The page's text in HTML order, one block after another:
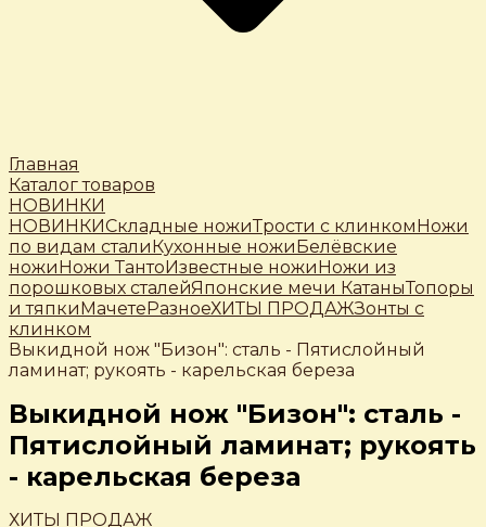
Главная
Каталог товаров
НОВИНКИ
НОВИНКИСкладные ножиТрости c клинкомНожи
по видам сталиКухонные ножиБелёвские
ножиНожи ТантоИзвестные ножиНожи из
порошковых сталейЯпонские мечи КатаныТопоры
и тяпкиМачетеРазноеХИТЫ ПРОДАЖЗонты с
клинком
Выкидной нож "Бизон": сталь - Пятислойный
ламинат; рукоять - карельская береза
Выкидной нож "Бизон": сталь -
Пятислойный ламинат; рукоять
- карельская береза
ХИТЫ ПРОДАЖ